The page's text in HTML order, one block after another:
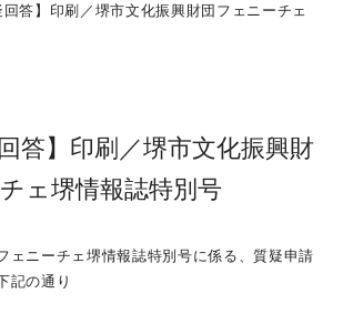
回答】印刷／堺市文化振興財団フェニーチェ
答】印刷／堺市文化振興財
ェ堺情報誌特別号
ェニーチェ堺情報誌特別号に係る、質疑申請
記の通り